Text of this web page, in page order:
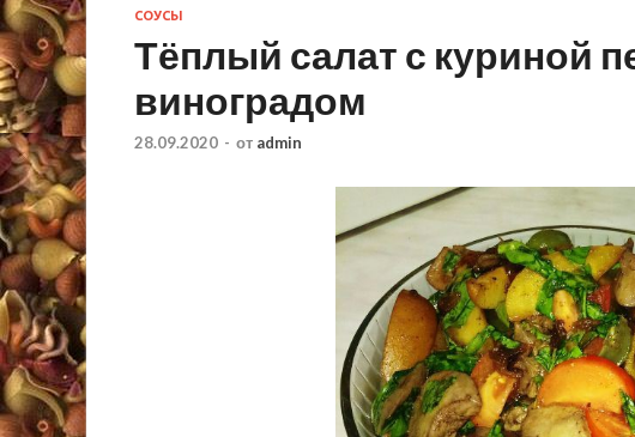
СОУСЫ
Тёплый салат с куриной
виноградом
28.09.2020 - от admin